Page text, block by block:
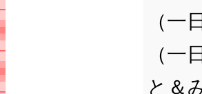
（一
（一
と＆